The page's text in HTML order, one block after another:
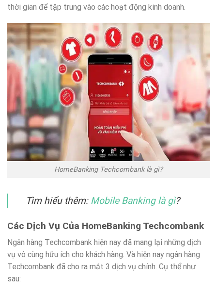
thời gian để tập trung vào các hoạt động kinh doanh.
HomeBanking Techcombank là gì?
Tìm hiểu thêm: Mobile Banking là gì?
Các Dịch Vụ Của HomeBanking Techcombank
Ngân hàng Techcombank hiện nay đã mang lại những dịch
vụ vô cùng hữu ích cho khách hàng. Và hiện nay ngân hàng
Techcombank đã cho ra mắt 3 dịch vụ chính. Cụ thể như
sau: